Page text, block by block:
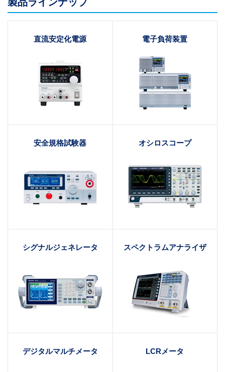
直流安定化電源 電子負荷装置
安全規格試験器 オシロスコープ
シグナルジェネレータ スペクトラムアナライザ
デジタルマルチメータ LCRメータ